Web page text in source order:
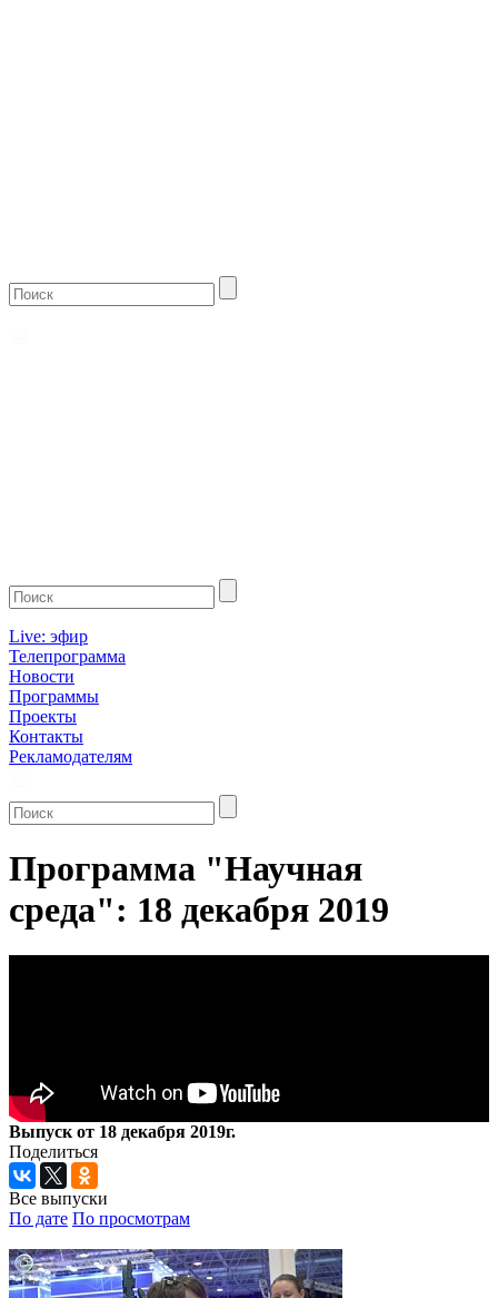
Live: эфир
Телепрограмма
Новости
Программы
Проекты
Контакты
Рекламодателям
Программа "Научная
среда": 18 декабря 2019
Выпуск от 18 декабря 2019г.
Поделиться
Все выпуски
По дате По просмотрам